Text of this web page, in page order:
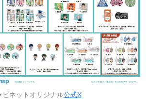
ビネットオリジナル公式X